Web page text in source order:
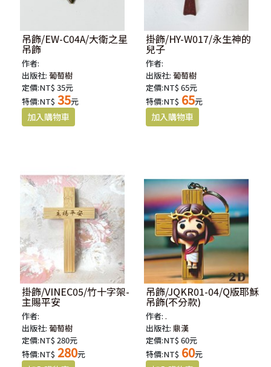
吊飾/EW-C04A/大衛之星
吊飾
作者:
出版社:葡萄樹
定價:NT$ 35元
特價:NT$ 35元
掛飾/HY-W017/永生神的
兒子
作者:
出版社:葡萄樹
定價:NT$ 65元
特價:NT$ 65元
掛飾/VINEC05/竹十字架-
主賜平安
作者:
出版社:葡萄樹
定價:NT$ 280元
特價:NT$ 280元
吊飾/JQKR01-04/Q版耶穌
吊飾(不分款)
作者:.
出版社:鼎漢
定價:NT$ 60元
特價:NT$ 60元